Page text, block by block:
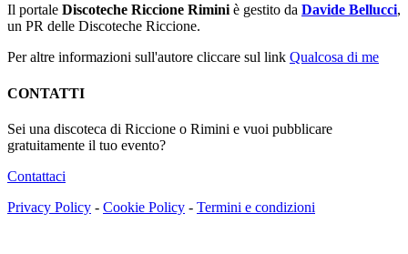
Il portale Discoteche Riccione Rimini è gestito da Davide Bellucci,
un PR delle Discoteche Riccione.
Per altre informazioni sull'autore cliccare sul link Qualcosa di me
CONTATTI
Sei una discoteca di Riccione o Rimini e vuoi pubblicare
gratuitamente il tuo evento?
Contattaci
Privacy Policy - Cookie Policy - Termini e condizioni